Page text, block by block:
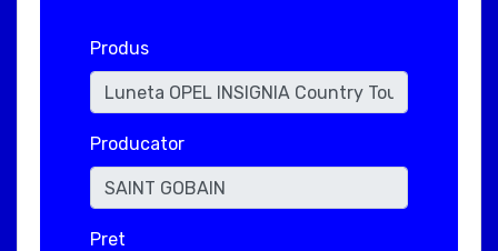
Produs
Producator
Pret